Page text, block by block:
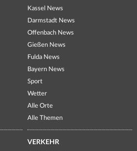
Kassel News
Darmstadt News
Offenbach News
Gießen News
Fulda News
Bayern News
Sport
Wetter
Alle Orte
Alle Themen
VERKEHR